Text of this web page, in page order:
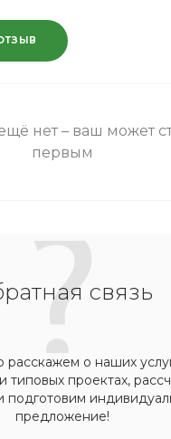
нет – ваш может
первым
связь
о наших
типовых проектах,
подготовим
предложение!